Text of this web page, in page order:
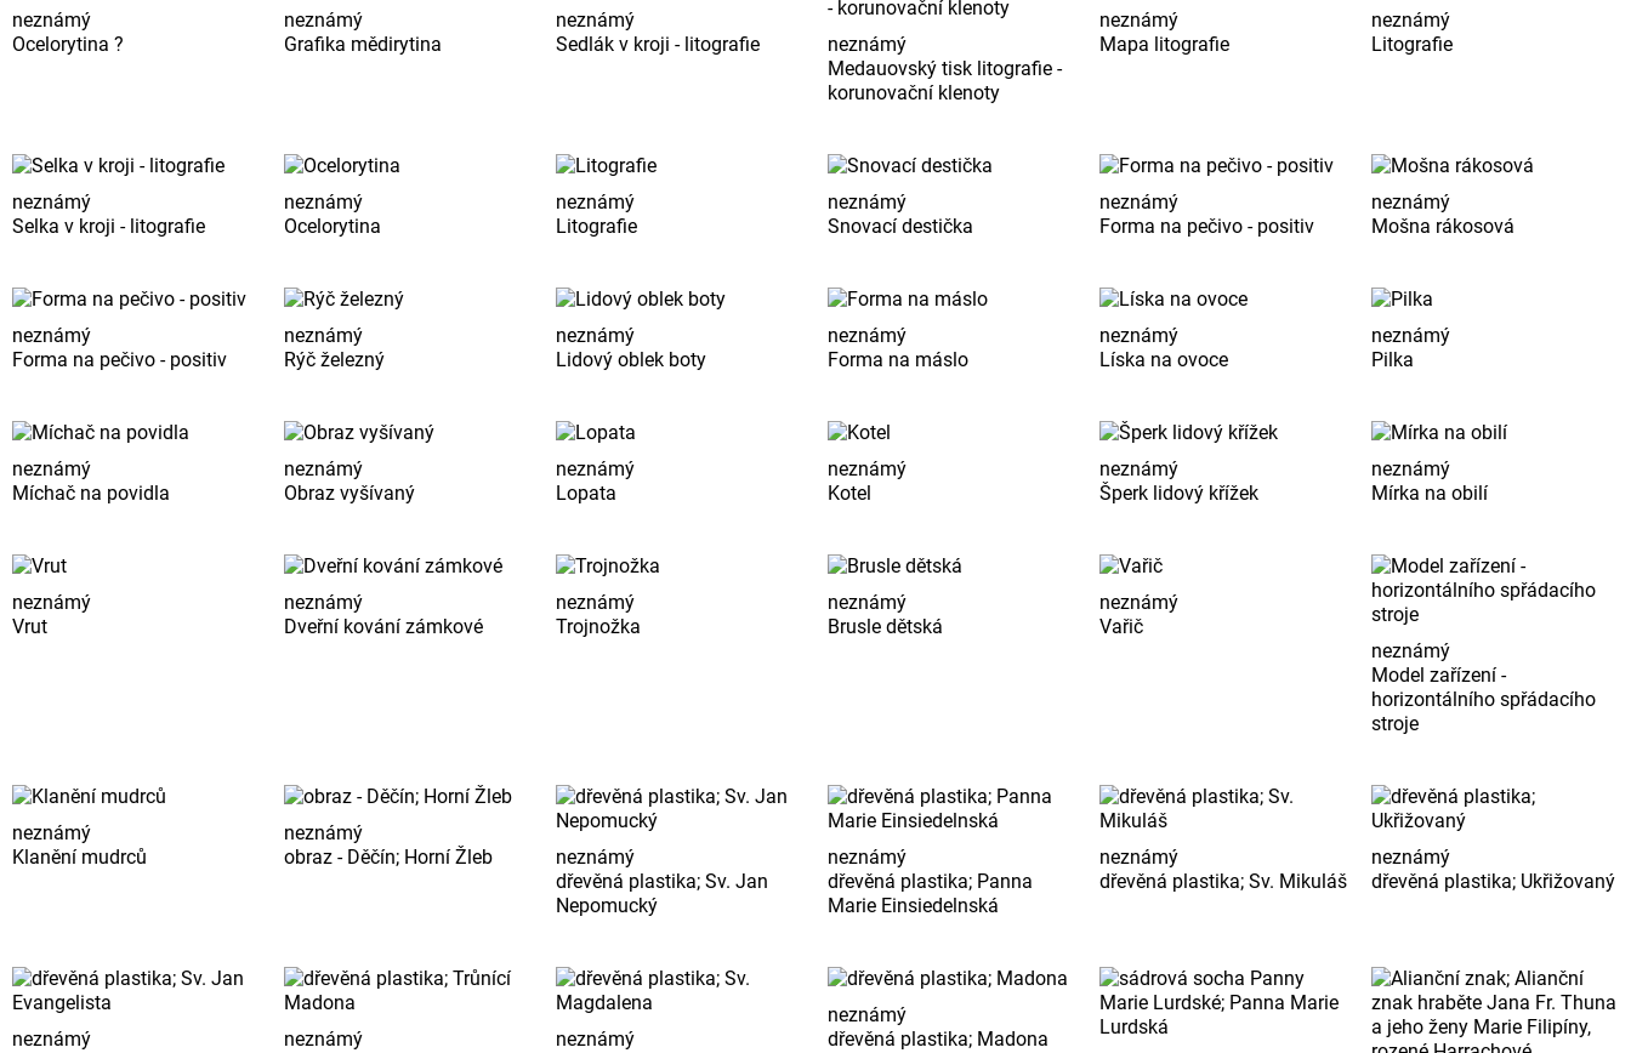
neznámý
Ocelorytina ?
neznámý
Grafika mědirytina
neznámý
Sedlák v kroji - litografie
neznámý
Medauovský tisk litografie -
korunovační klenoty
neznámý
Mapa litografie
neznámý
Litografie
neznámý
Selka v kroji - litografie
neznámý
Ocelorytina
neznámý
Litografie
neznámý
Snovací destička
neznámý
Forma na pečivo - positiv
neznámý
Mošna rákosová
neznámý
Forma na pečivo - positiv
neznámý
Rýč železný
neznámý
Lidový oblek boty
neznámý
Forma na máslo
neznámý
Líska na ovoce
neznámý
Pilka
neznámý
Míchač na povidla
neznámý
Obraz vyšívaný
neznámý
Lopata
neznámý
Kotel
neznámý
Šperk lidový křížek
neznámý
Mírka na obilí
neznámý
Vrut
neznámý
Dveřní kování zámkové
neznámý
Trojnožka
neznámý
Brusle dětská
neznámý
Vařič
neznámý
Model zařízení -
horizontálního spřádacího
stroje
neznámý
Klanění mudrců
neznámý
obraz - Děčín; Horní Žleb
neznámý
dřevěná plastika; Sv. Jan
Nepomucký
neznámý
dřevěná plastika; Panna
Marie Einsiedelnská
neznámý
dřevěná plastika; Sv. Mikuláš
neznámý
dřevěná plastika; Ukřižovaný
neznámý
neznámý
neznámý
neznámý
dřevěná plastika; Madona